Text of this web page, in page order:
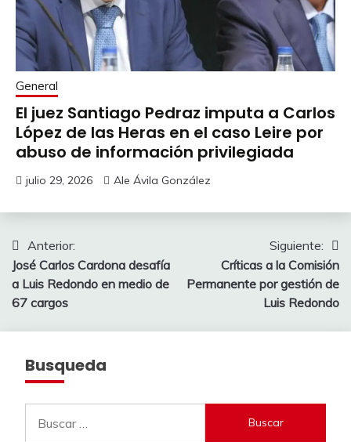
General
El juez Santiago Pedraz imputa a Carlos
López de las Heras en el caso Leire por
abuso de información privilegiada
julio 29, 2026 Ale Ávila González
Navegación
de
entradas
Anterior:
José Carlos Cardona desafía
a Luis Redondo en medio de
67 cargos
Siguiente:
Críticas a la Comisión
Permanente por gestión de
Luis Redondo
Busqueda